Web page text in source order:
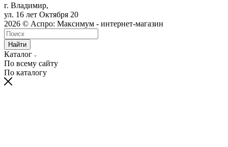
г. Владимир,
ул. 16 лет Октября 20
2026 © Аспро: Максимум - интернет-магазин
Найти
Каталог
По всему сайту
По каталогу